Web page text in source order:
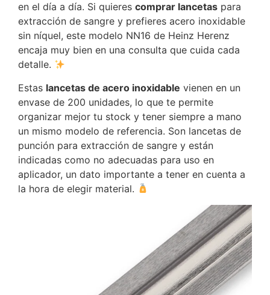
en el día a día. Si quieres comprar lancetas para
extracción de sangre y prefieres acero inoxidable
sin níquel, este modelo NN16 de Heinz Herenz
encaja muy bien en una consulta que cuida cada
detalle.
Estas lancetas de acero inoxidable vienen en un
envase de 200 unidades, lo que te permite
organizar mejor tu stock y tener siempre a mano
un mismo modelo de referencia. Son lancetas de
punción para extracción de sangre y están
indicadas como no adecuadas para uso en
aplicador, un dato importante a tener en cuenta a
la hora de elegir material.